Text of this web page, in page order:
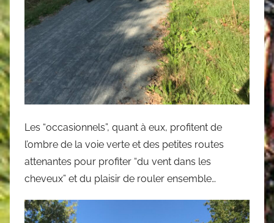
Les “occasionnels”, quant à eux, profitent de
l’ombre de la voie verte et des petites routes
attenantes pour profiter “du vent dans les
cheveux” et du plaisir de rouler ensemble…